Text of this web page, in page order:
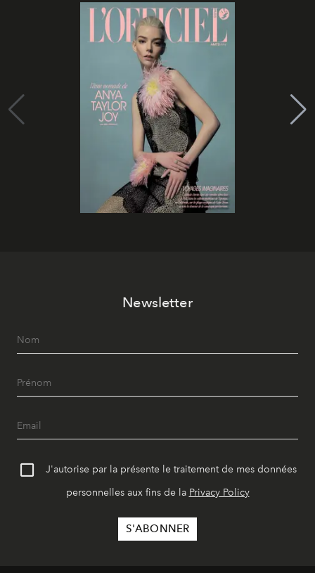
Newsletter
J'autorise par la présente le traitement de mes données
personnelles aux fins de la Privacy Policy